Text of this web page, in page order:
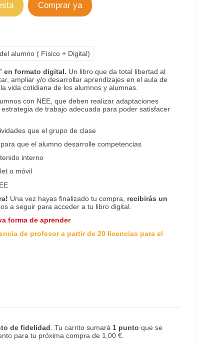
Comprar ya
alumno ( Físico + Digital)
en formato digital. Un libro que da total libertad al
ampliar y/o desarrollar aprendizajes en el aula de
vida cotidiana de los alumnos y alumnas.
con NEE, que deben realizar adaptaciones
de trabajo adecuada para poder satisfacer
que el grupo de clase
que el alumno desarrolle competencias
interno
o móvil
Una vez hayas finalizado tu compra, recibirás un
a seguir para acceder a tu libro digital.
forma de aprender
de profesor a partir de 20 licencias para el
de fidelidad . Tu carrito sumará 1punto que se
para tu próxima compra de 1,00 €.